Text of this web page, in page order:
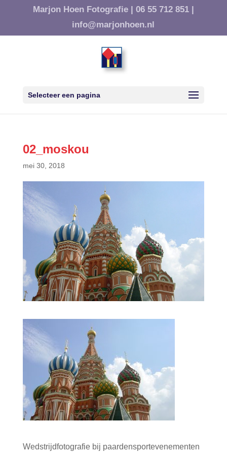
Marjon Hoen Fotografie | 06 55 712 851 |
info@marjonhoen.nl
Selecteer een pagina
02_moskou
mei 30, 2018
Wedstrijdfotografie bij paardensportevenementen